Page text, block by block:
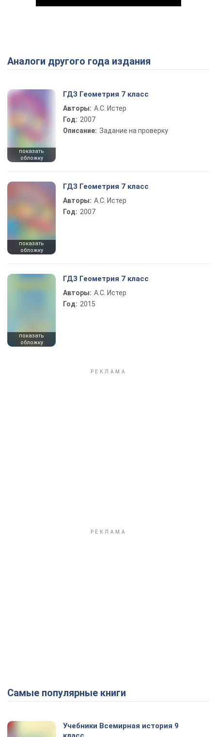
Play Video
Аналоги другого года издания
показать
обложку
ГДЗ Геометрия 7 класс
Авторы: А.С. Истер
Год: 2007
Описание: Задание на проверку
показать
обложку
ГДЗ Геометрия 7 класс
Авторы: А.С. Истер
Год: 2007
показать
обложку
ГДЗ Геометрия 7 класс
Авторы: А.С. Истер
Год: 2015
Самые популярные книги
Учебники Всемирная история 9